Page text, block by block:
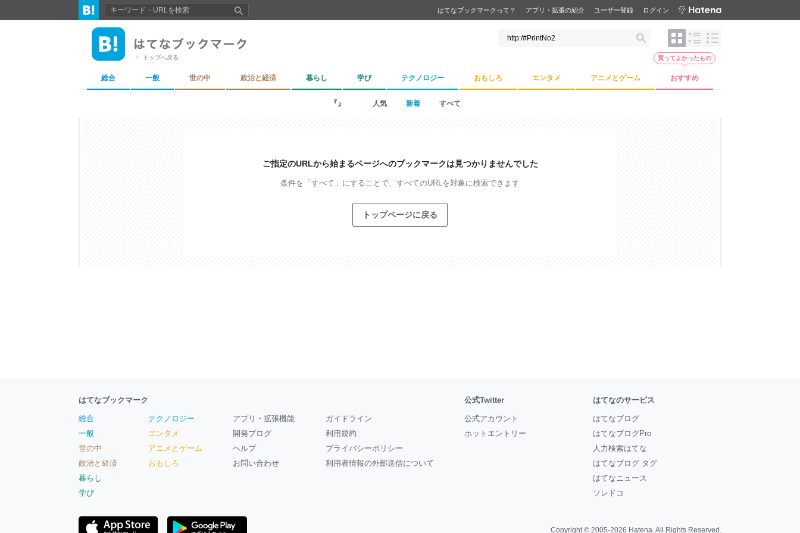
はてなブックマークって？ アプリ・拡張の紹介 ユーザー登録 ログイン
トップへ戻る
総合 一般 世の中 政治と経済 暮らし 学び テクノロジー おもしろ エンタメ アニメとゲーム おすすめ
買ってよかったもの
『』 人気 新着 すべて
ご指定のURLから始まるページへのブックマークは見つかりませんでした
条件を「すべて」にすることで、 すべてのURLを対象に検索できます
トップページに戻る
はてなブックマーク
総合
一般
世の中
政治と経済
暮らし
学び
テクノロジー
エンタメ
アニメとゲーム
おもしろ
アプリ・拡張機能
開発ブログ
ヘルプ
お問い合わせ
ガイドライン
利用規約
プライバシーポリシー
利用者情報の外部送信について
公式Twitter
公式アカウント
ホットエントリー
はてなのサービス
はてなブログ
はてなブログPro
人力検索はてな
はてなブログ タグ
はてなニュース
ソレドコ
Copyright © 2005-2026 Hatena. All Rights Reserved.